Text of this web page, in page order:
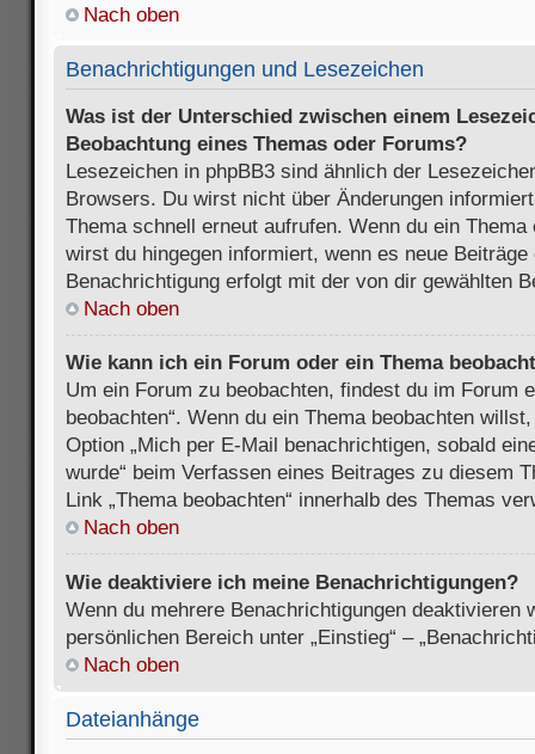
Nach oben
Benachrichtigungen und Lesezeichen
Was ist der Unterschied zwischen einem
Beobachtung eines Themas oder Forums?
Lesezeichen in phpBB3 sind ähnlich der
Browsers. Du wirst nicht über Änderungen
Thema schnell erneut aufrufen. Wenn du ein
wirst du hingegen informiert, wenn es neue
Benachrichtigung erfolgt mit der von dir gewählten
Nach oben
Wie kann ich ein Forum oder ein Thema
Um ein Forum zu beobachten, findest du im Forum
beobachten“. Wenn du ein Thema beobachten
Option „Mich per E-Mail benachrichtigen, sobald
wurde“ beim Verfassen eines Beitrages zu diesem
Link „Thema beobachten“ innerhalb des Themas
Nach oben
Wie deaktiviere ich meine Benachrichtigungen?
Wenn du mehrere Benachrichtigungen deaktivieren
persönlichen Bereich unter „Einstieg“ –
Nach oben
Dateianhänge